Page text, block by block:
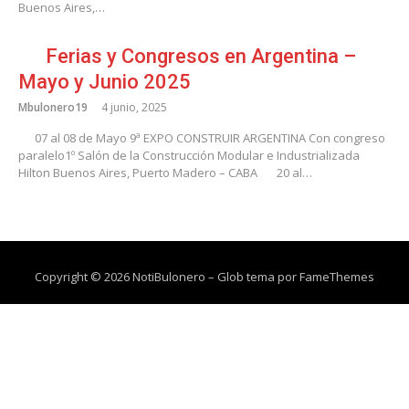
Buenos Aires,…
Ferias y Congresos en Argentina –
Mayo y Junio 2025
Mbulonero19 4 junio, 2025
07 al 08 de Mayo 9ª EXPO CONSTRUIR ARGENTINA Con congreso
paralelo1º Salón de la Construcción Modular e Industrializada
Hilton Buenos Aires, Puerto Madero – CABA
20 al…
Copyright © 2026 NotiBulonero – Glob tema porFameThemes